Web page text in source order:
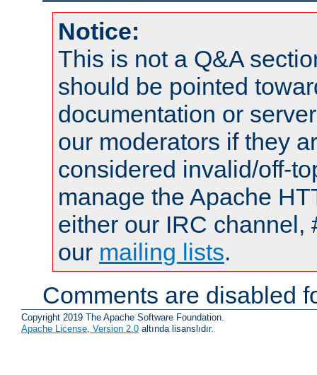
Notice:
This is not a Q&A
should be pointed
documentation or
our moderators if they
considered invalid/off-
manage the Apache
either our IRC channel,
our mailing lists.
Comments are disabled
Copyright 2019 The Apache Software Foundation.
Apache License, Version 2.0 altında lisanslıdır.